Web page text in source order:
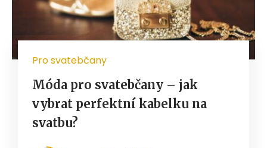
Pro svatebčany
Móda pro svatebčany – jak
vybrat perfektní kabelku na
svatbu?